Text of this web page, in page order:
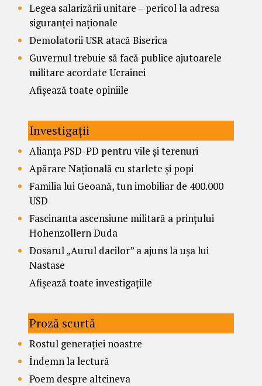
Legea salarizării unitare – pericol la adresa
siguranței naționale
Demolatorii USR atacă Biserica
Guvernul trebuie să facă publice ajutoarele
militare acordate Ucrainei
Afișează toate opiniile
Investigații
Alianța PSD-PD pentru vile și terenuri
Apărare Națională cu starlete și popi
Familia lui Geoană, tun imobiliar de 400.000
USD
Fascinanta ascensiune militară a prințului
Hohenzollern Duda
Dosarul „Aurul dacilor” a ajuns la ușa lui
Nastase
Afișează toate investigațiile
Proză scurtă
Rostul generației noastre
Îndemn la lectură
Poem despre altcineva